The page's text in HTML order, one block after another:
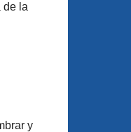
de la
y